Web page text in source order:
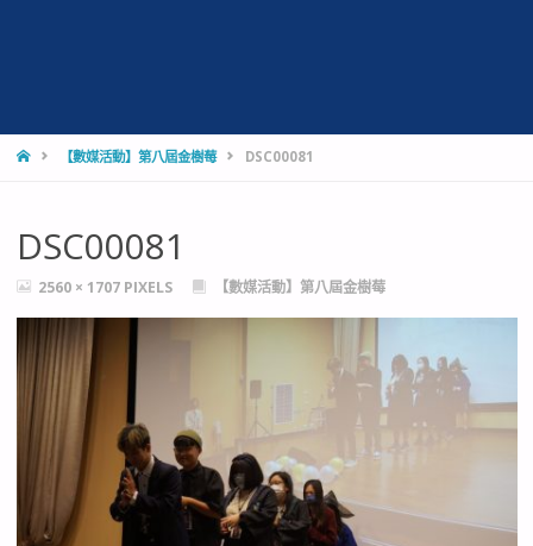
HOME【數媒活動】第八屆金樹莓 DSC00081
DSC00081
FULL2560 × 1707 PIXELS 【數媒活動】第八屆金樹莓